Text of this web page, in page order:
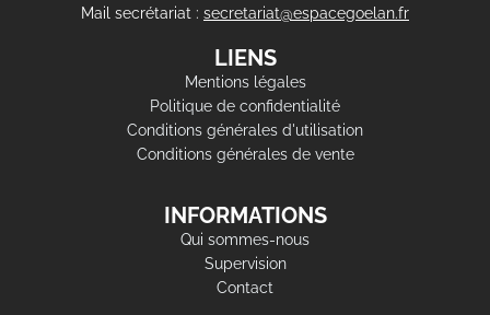
Mail secrétariat : secretariat@espacegoelan.fr
LIENS
Mentions légales
Politique de confidentialité
Conditions générales d'utilisation
Conditions générales de vente
INFORMATIONS
Qui sommes-nous
Supervision
Contact